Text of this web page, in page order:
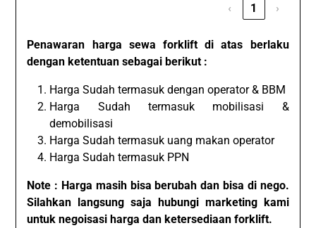
‹ 1 ›
Penawaran harga sewa forklift di atas berlaku
dengan ketentuan sebagai berikut :
Harga Sudah termasuk dengan operator & BBM
Harga Sudah termasuk mobilisasi &
demobilisasi
Harga Sudah termasuk uang makan operator
Harga Sudah termasuk PPN
Note : Harga masih bisa berubah dan bisa di nego.
Silahkan langsung saja hubungi marketing kami
untuk negoisasi harga dan ketersediaan forklift.